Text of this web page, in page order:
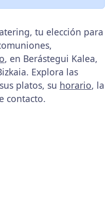
tu elección para
, en Berástegui Kalea,
Explora las
platos, su horario, la
contacto.